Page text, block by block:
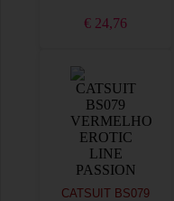
€ 24,76
CATSUIT BS079